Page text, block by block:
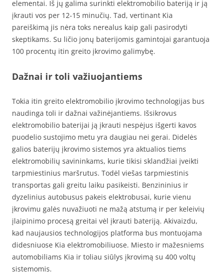
elementai. Iš jų galima surinkti elektromobilio bateriją ir ją
įkrauti vos per 12-15 minučių. Tad, vertinant Kia
pareiškimą jis nėra toks nerealus kaip gali pasirodyti
skeptikams. Su ličio jonų baterijomis gamintojai garantuoja
100 procentų itin greito įkrovimo galimybę.
Dažnai ir toli važiuojantiems
Tokia itin greito elektromobilio įkrovimo technologijas bus
naudinga toli ir dažnai važinėjantiems. Išsikrovus
elektromobilio baterijai ją įkrauti nespėjus išgerti kavos
puodelio sustojimo metu yra daugiau nei gerai. Didelės
galios baterijų įkrovimo sistemos yra aktualios tiems
elektromobilių savininkams, kurie tikisi sklandžiai įveikti
tarpmiestinius maršrutus. Todėl viešas tarpmiestinis
transportas gali greitu laiku pasikeisti. Benzininius ir
dyzelinius autobusus pakeis elektrobusai, kurie vienu
įkrovimu galės nuvažiuoti ne mažą atstumą ir per keleivių
įlaipinimo procesą greitai vėl įkrauti bateriją. Akivaizdu,
kad naujausios technologijos platforma bus montuojama
didesniuose Kia elektromobiliuose. Miesto ir mažesniems
automobiliams Kia ir toliau siūlys įkrovimą su 400 voltų
sistemomis.